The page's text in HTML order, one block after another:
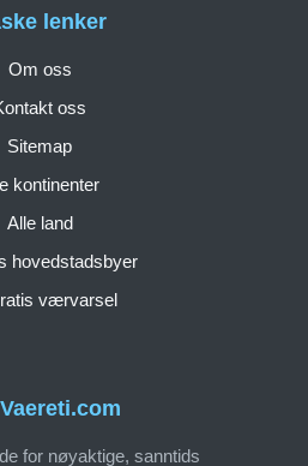
for nøyaktige, sanntids
lenker
Om oss
oss
Sitemap
kontinenter
Alle land
hovedstadsbyer
værvarsel